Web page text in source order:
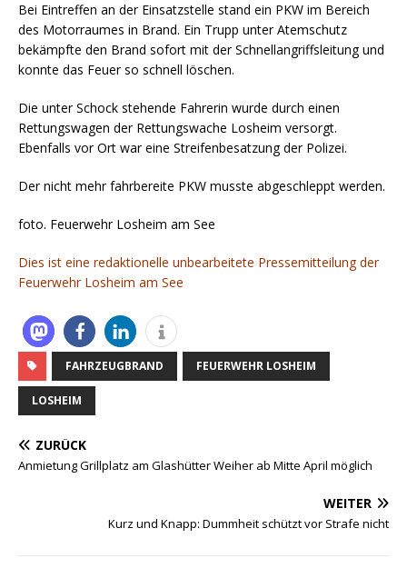
Bei Eintreffen an der Einsatzstelle stand ein PKW im Bereich
des Motorraumes in Brand. Ein Trupp unter Atemschutz
bekämpfte den Brand sofort mit der Schnellangriffsleitung und
konnte das Feuer so schnell löschen.
Die unter Schock stehende Fahrerin wurde durch einen
Rettungswagen der Rettungswache Losheim versorgt.
Ebenfalls vor Ort war eine Streifenbesatzung der Polizei.
Der nicht mehr fahrbereite PKW musste abgeschleppt werden.
foto. Feuerwehr Losheim am See
Dies ist eine redaktionelle unbearbeitete Pressemitteilung der
Feuerwehr Losheim am See
FAHRZEUGBRAND FEUERWEHR LOSHEIM
LOSHEIM
ZURÜCK
Anmietung Grillplatz am Glashütter Weiher ab Mitte April möglich
WEITER
Kurz und Knapp: Dummheit schützt vor Strafe nicht